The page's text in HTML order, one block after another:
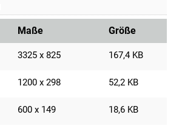
Maße Größe
3325 x 825 167,4 KB
1200 x 298 52,2 KB
600 x 149 18,6 KB